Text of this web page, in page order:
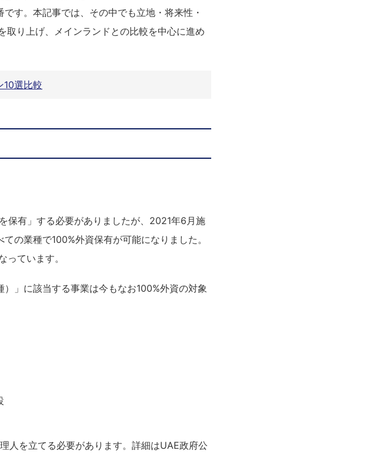
です。本記事では、その中でも立地・将来性・
り上げ、メインランドとの比較を中心に進め
10選比較
保有」する必要がありましたが、2021年6月施
の業種で100%外資保有が可能になりました。
ています。
」に該当する事業は今もなお100%外資の対象
人を立てる必要があります。詳細はUAE政府公